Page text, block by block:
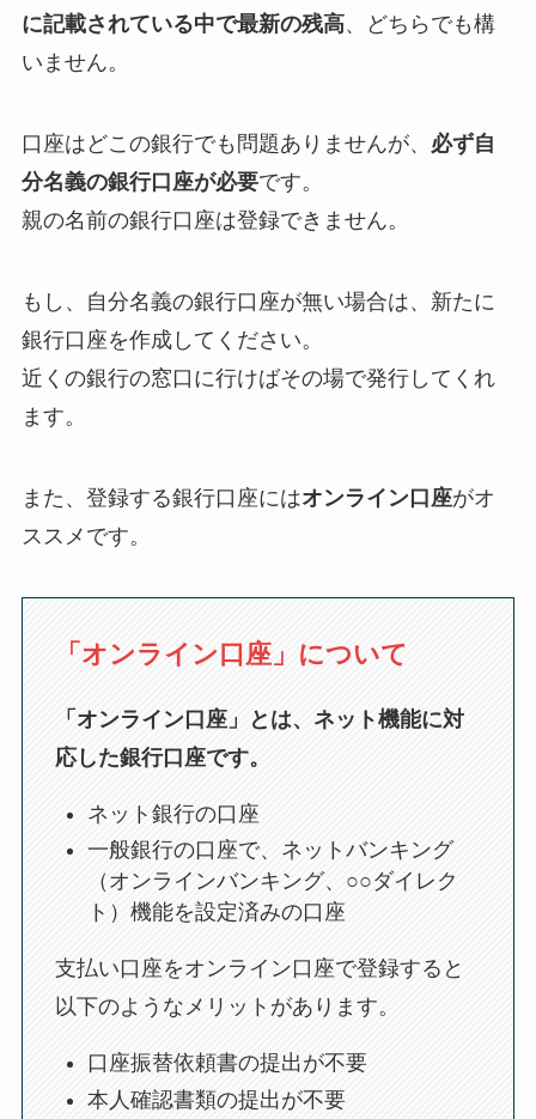
に記載されている中で最新の残高、どちらでも構
いません。
口座はどこの銀行でも問題ありませんが、 必ず自
分名義の銀行口座が必要です。
親の名前の銀行口座は登録できません。
もし、自分名義の銀行口座が無い場合は、新たに
銀行口座を作成してください。
近くの銀行の窓口に行けばその場で発行してくれ
ます。
また、登録する銀行口座にはオンライン口座がオ
ススメです。
「オンライン口座」について
「オンライン口座」とは、ネット機能に対
応した銀行口座です。
ネット銀行の口座
一般銀行の口座で、ネットバンキング
（オンラインバンキング、○○ダイレク
ト）機能を設定済みの口座
支払い口座をオンライン口座で登録すると
以下のようなメリットがあります。
口座振替依頼書の提出が不要
本人確認書類の提出が不要